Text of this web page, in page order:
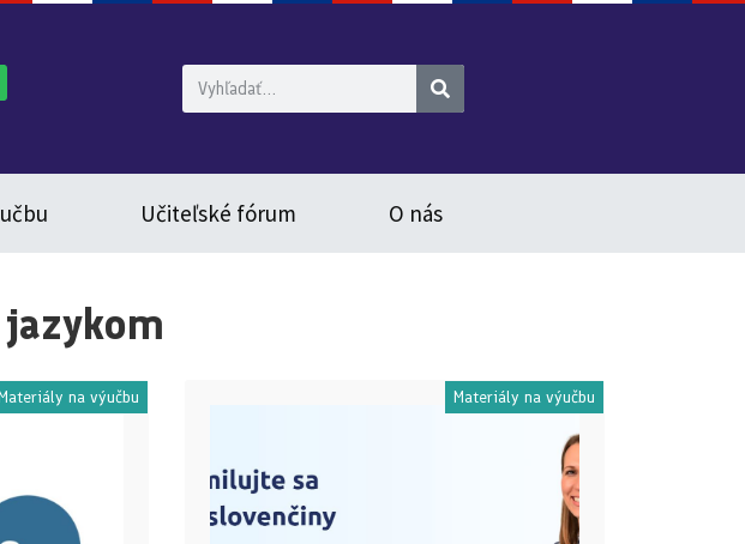
Učiteľské fórum O nás
na výučbu Materiály na výučbu